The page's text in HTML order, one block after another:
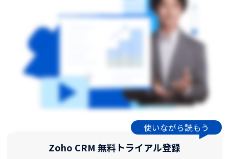
Zoho CRM 無料トライアル登録
使いながら読もう